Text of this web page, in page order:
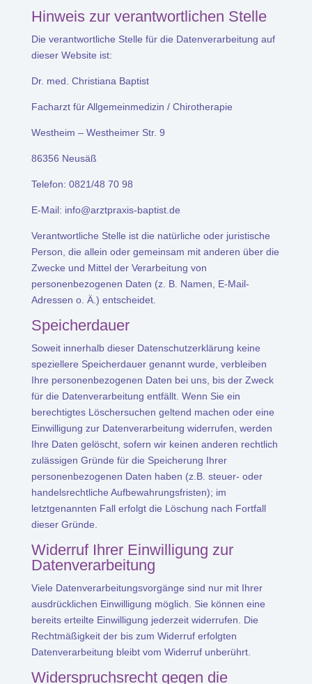
Hinweis zur verantwortlichen Stelle
Die verantwortliche Stelle für die Datenverarbeitung auf
dieser Website ist:
Dr. med. Christiana Baptist
Facharzt für Allgemeinmedizin / Chirotherapie
Westheim – Westheimer Str. 9
86356 Neusäß
Telefon: 0821/48 70 98
E-Mail: info@arztpraxis-baptist.de
Verantwortliche Stelle ist die natürliche oder juristische
Person, die allein oder gemeinsam mit anderen über die
Zwecke und Mittel der Verarbeitung von
personenbezogenen Daten (z. B. Namen, E-Mail-
Adressen o. Ä.) entscheidet.
Speicherdauer
Soweit innerhalb dieser Datenschutzerklärung keine
speziellere Speicherdauer genannt wurde, verbleiben
Ihre personenbezogenen Daten bei uns, bis der Zweck
für die Datenverarbeitung entfällt. Wenn Sie ein
berechtigtes Löschersuchen geltend machen oder eine
Einwilligung zur Datenverarbeitung widerrufen, werden
Ihre Daten gelöscht, sofern wir keinen anderen rechtlich
zulässigen Gründe für die Speicherung Ihrer
personenbezogenen Daten haben (z.B. steuer- oder
handelsrechtliche Aufbewahrungsfristen); im
letztgenannten Fall erfolgt die Löschung nach Fortfall
dieser Gründe.
Widerruf Ihrer Einwilligung zur
Datenverarbeitung
Viele Datenverarbeitungsvorgänge sind nur mit Ihrer
ausdrücklichen Einwilligung möglich. Sie können eine
bereits erteilte Einwilligung jederzeit widerrufen. Die
Rechtmäßigkeit der bis zum Widerruf erfolgten
Datenverarbeitung bleibt vom Widerruf unberührt.
Widerspruchsrecht gegen die